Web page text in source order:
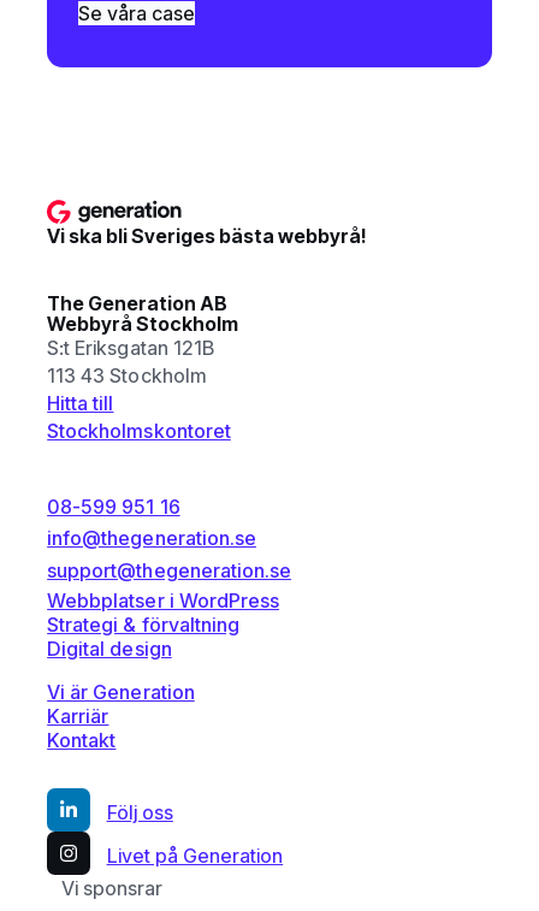
Se våra case
Vi ska bli Sveriges bästa webbyrå!
The Generation AB
Webbyrå Stockholm
S:t Eriksgatan 121B
113 43 Stockholm
Hitta till
Stockholmskontoret
08-599 951 16
info@thegeneration.se
support@thegeneration.se
Webbplatser i WordPress
Strategi & förvaltning
Digital design
Vi är Generation
Karriär
Kontakt
Följ oss
Livet på Generation
Vi sponsrar